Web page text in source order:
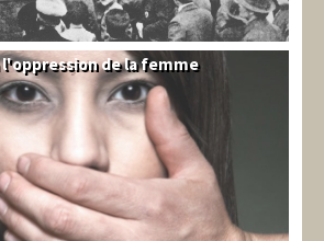
Syrie
l'oppression de la femme